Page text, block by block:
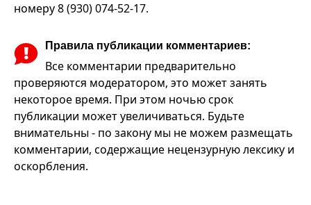
номеру 8 (930) 074-52-17.
Правила публикации комментариев:
Все комментарии предварительно
проверяются модератором, это может занять
некоторое время. При этом ночью срок
публикации может увеличиваться. Будьте
внимательны - по закону мы не можем размещать
комментарии, содержащие нецензурную лексику и
оскорбления.